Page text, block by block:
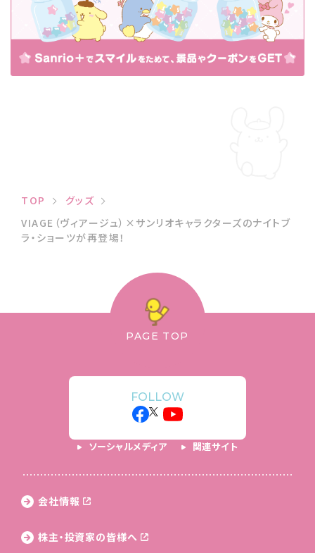
TOP
グッズ
VIAGE（ヴィアージュ）×サンリオキャラクターズのナイトブ
ラ・ショーツが再登場！
PAGE TOP
FOLLOW
ソーシャルメディア 関連サイト
会社情報
株主・投資家の皆様へ